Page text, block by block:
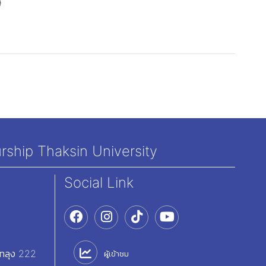
Thaksin University
ลุง 222
Social Link
ผู้เข้าชม